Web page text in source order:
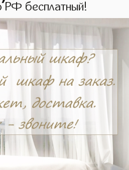
РФ бесплатный!